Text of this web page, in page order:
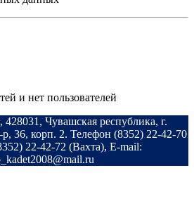
и нет пользователей
, 428031, Чувашская республика, г.
36, корп. 2. Телефон (8352) 22-42-70
22-42-72 (Вахта), E-mail: